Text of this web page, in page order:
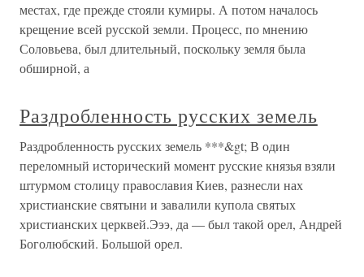
местах, где прежде стояли кумиры. А потом началось
крещение всей русской земли. Процесс, по мнению
Соловьева, был длительный, поскольку земля была
обширной, а
Раздробленность русских земель
Раздробленность русских земель ***&gt; В один
переломный исторический момент русские князья взяли
штурмом столицу православия Киев, разнесли нах
христианские святыни и завалили купола святых
христианских церквей.Эээ, да — был такой орел, Андрей
Боголюбский. Большой орел.